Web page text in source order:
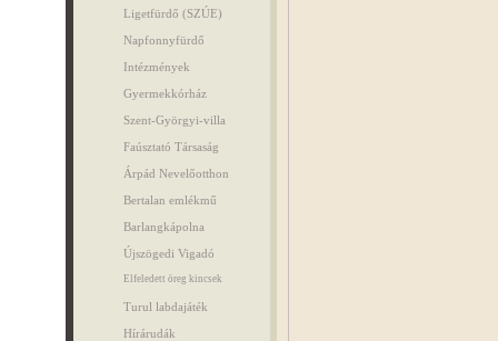
Ligetfürdő (SZÚE)
Napfonnyfürdő
Intézmények
Gyermekkórház
Szent-Györgyi-villa
Faúsztató Társaság
Árpád Nevelőotthon
Bertalan emlékmű
Barlangkápolna
Újszögedi Vigadó
Elfeledett öreg kincsek
Turul labdajáték
Hírárudák